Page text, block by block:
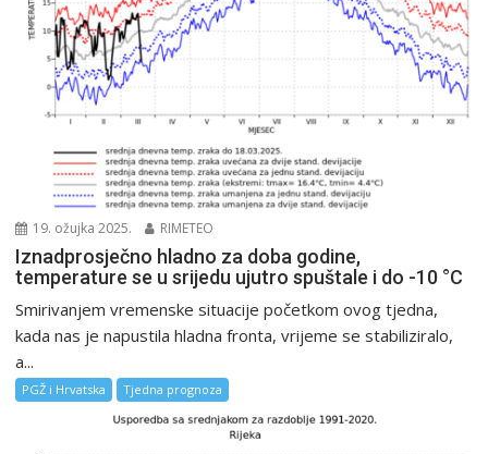
19. ožujka 2025. RIMETEO
Iznadprosječno hladno za doba godine,
temperature se u srijedu ujutro spuštale i do -10 °C
Smirivanjem vremenske situacije početkom ovog tjedna,
kada nas je napustila hladna fronta, vrijeme se stabiliziralo,
a...
PGŽ i Hrvatska Tjedna prognoza